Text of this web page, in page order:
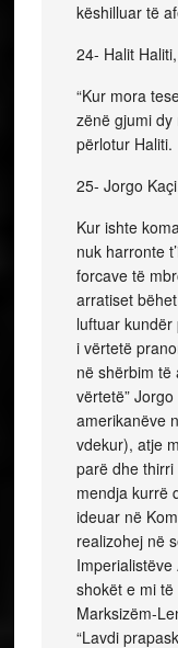
këshilluar të
24- Halit
“Kur mora
zënë gjumi dy
përlotur Haliti.
25- Jorgo
Kur ishte
nuk harronte
forcave të
arratiset
luftuar
i vërtetë
në shërbim të
vërtetë”
amerikanëve
vdekur), atje
parë dhe thirri
mendja kurrë
ideuar në
realizohej në
shokët e mi
Marksizëm-
“Lavdi